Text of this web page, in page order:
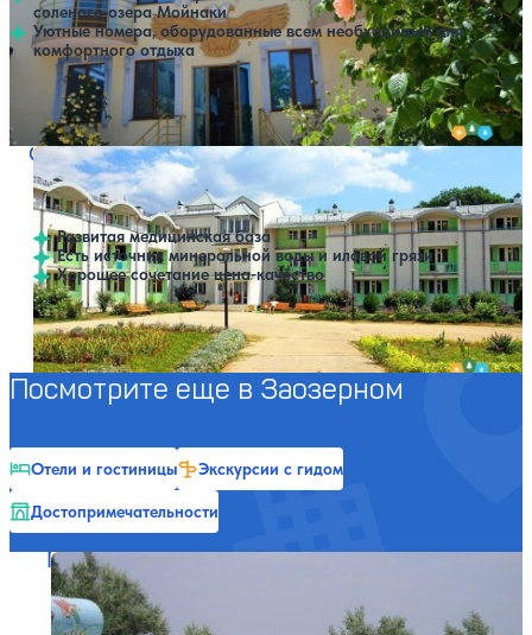
соленого озера Мойнаки
Уютные номера, оборудованные всем необходимым для
комфортного отдыха
Открытый бассейн Расстояние до пляжа: 500 метров.
Санаторий Маяк
4.1107 отзывов
Заозерное
Развитая медицинская база
Есть источник минеральной воды и иловой грязи
Хорошее сочетание цена-качество
Профилей лечения:7 Расстояние до пляжа: 150 метров.
Нет цен или свободных мест на выбранные даты
Выбрать другой вариант
Посмотрите еще в Заозерном
Отели и гостиницы
Экскурсии с гидом
Достопримечательности
Пансионат Юность
Заозерное
Нет цен или свободных мест на выбранные даты